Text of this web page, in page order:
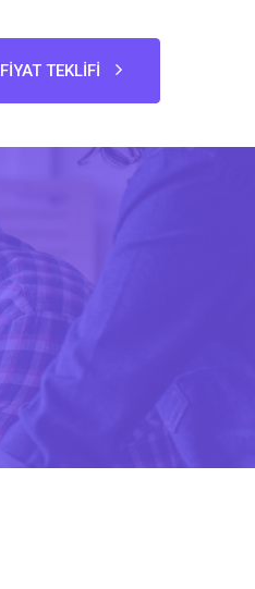
FIYAT TEKLIFI